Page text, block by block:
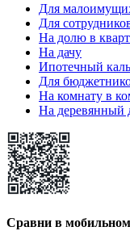
Для
Для
На долю в
На дачу
Ипотечный
Для
На комнату в
На деревянный
Сравни в